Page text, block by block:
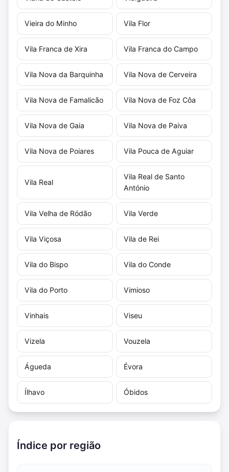
Vieira do Minho Vila Flor
Vila Franca de Xira Vila Franca do Campo
Vila Nova da Barquinha Vila Nova de Cerveira
Vila Nova de Famalicão Vila Nova de Foz Côa
Vila Nova de Gaia Vila Nova de Paiva
Vila Nova de Poiares Vila Pouca de Aguiar
Vila Real
Vila Real de Santo
António
Vila Velha de Ródão Vila Verde
Vila Viçosa Vila de Rei
Vila do Bispo Vila do Conde
Vila do Porto Vimioso
Vinhais Viseu
Vizela Vouzela
Águeda Évora
Ílhavo Óbidos
Índice por região